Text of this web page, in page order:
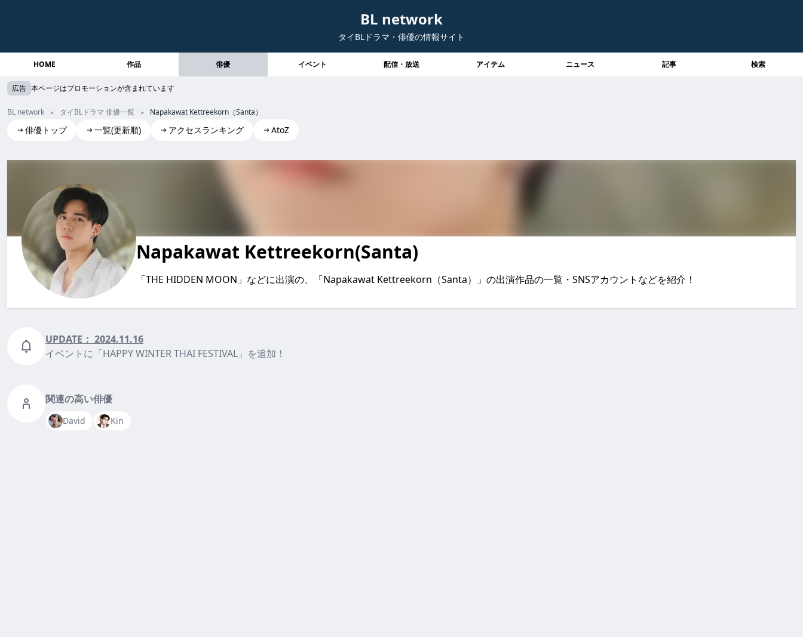
BL network
タイBLドラマ・俳優の情報サイト
HOME 作品 俳優 イベント 配信・放送 アイテム ニュース 記事 検索
広告 本ページはプロモーションが含まれています
BL network タイBLドラマ 俳優一覧 Napakawat Kettreekorn（Santa）
俳優トップ 一覧(更新順) アクセスランキング AtoZ
Napakawat Kettreekorn(Santa)
「THE HIDDEN MOON」などに出演の、「Napakawat Kettreekorn（Santa）」の出演作品の一覧・SNSアカウントなどを紹介！
UPDATE： 2024.11.16
イベントに「HAPPY WINTER THAI FESTIVAL」を追加！
関連の高い俳優
David Kin